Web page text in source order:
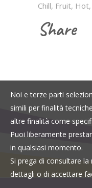
Chill Fruit Hot
Share
Noi e terze parti
simili per finalità
altre finalità come
Puoi liberamente
in qualsiasi momento.
Si prega di consultare la
dettagli o di accettare